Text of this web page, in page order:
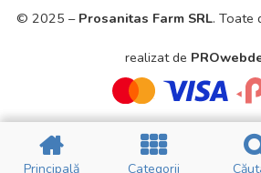
© 2025 – Prosanitas FarmSRL. Toate
realizat de
Principală Categorii
Principală Categorii